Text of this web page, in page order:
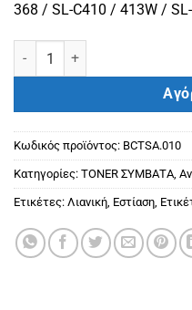
368 / SL-C410 / 413W /
SAMSUNG ΣΥΜΒΑΤΟ TONER
Κωδικός προϊόντος: BCTSA.010
Κατηγορίες: ΤΟΝΕR ΣΥΜΒΑΤΑ,
Ετικέτες: Λιανική, Εστίαση,